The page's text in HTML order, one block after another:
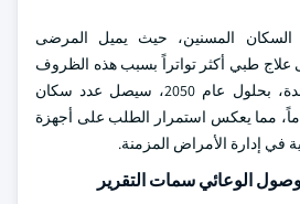
السكان المسنين، حيث يميل المرضى
طبي أكثر تواتراً بسبب هذه الظروف
الصحية. وفقاً للأمم المتحدة، بحلول عام 2050، سيصل عدد سكان
إلى أعلى من 65 عاماً، مما يعكس استمرار الطلب على أجهزة
في إدارة الأمراض المزمنة.
الوعائي سمات التقرير